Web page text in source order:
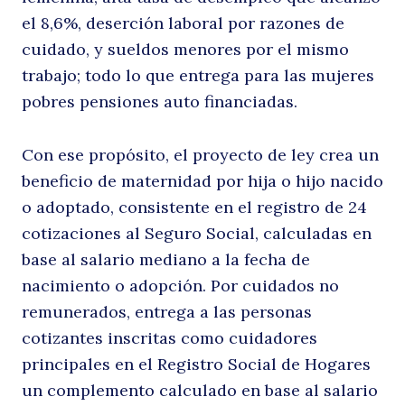
la
el 8,6%, deserción laboral por razones de
cuidado, y sueldos menores por el mismo
trabajo; todo lo que entrega para las mujeres
pobres pensiones auto financiadas.
Con ese propósito, el proyecto de ley crea un
beneficio de maternidad por hija o hijo nacido
o adoptado, consistente en el registro de 24
cotizaciones al Seguro Social, calculadas en
base al salario mediano a la fecha de
nacimiento o adopción. Por cuidados no
remunerados, entrega a las personas
cotizantes inscritas como cuidadores
principales en el Registro Social de Hogares
un complemento calculado en base al salario